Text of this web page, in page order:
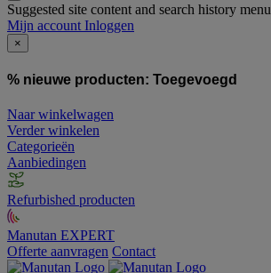
Suggested site content and search history menu
Mijn account Inloggen
×
% nieuwe producten: Toegevoegd
Naar winkelwagen
Verder winkelen
Categorieën
Aanbiedingen
Refurbished producten
Manutan EXPERT
Offerte aanvragen Contact